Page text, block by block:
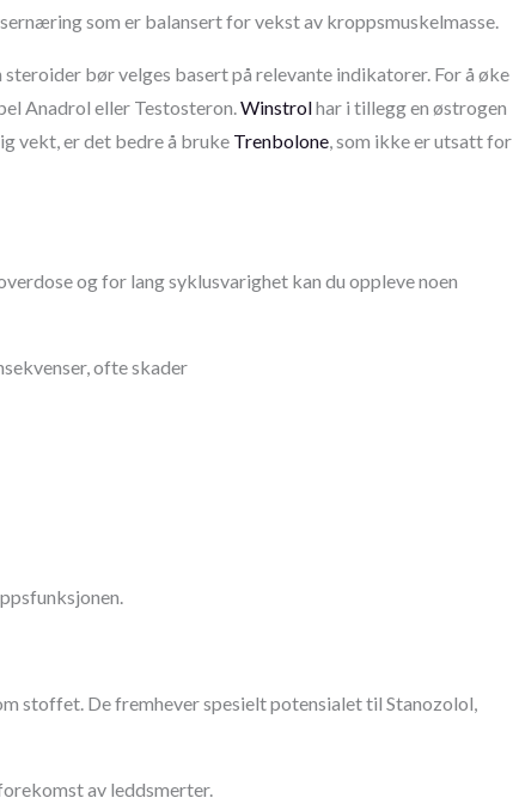
som er balansert for vekst av kroppsmuskelmasse.
bør velges basert på relevante indikatorer. For å øke
Anadrol eller Testosteron.Winstrolhar i tillegg en østrogen
vekt, er det bedre å bruke Trenbolone, som ikke er utsatt for
og for lang syklusvarighet kan du oppleve noen
ofte skader
stoffet. De fremhever spesielt potensialet til Stanozolol,
av leddsmerter.